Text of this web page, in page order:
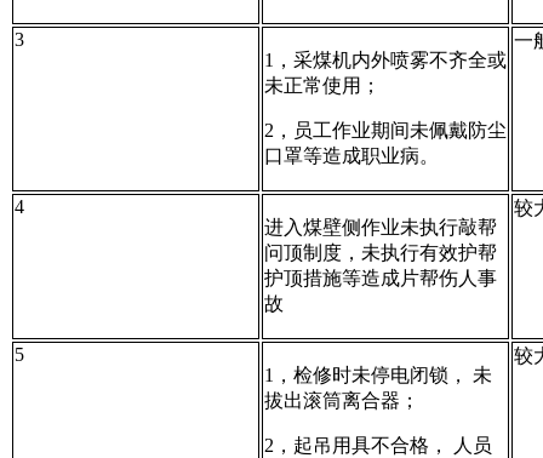
3
1，采煤机内外喷雾不齐全或
未正常使用；
2，员工作业期间未佩戴防尘
口罩等造成职业病。
一
4
进入煤壁侧作业未执行敲帮
问顶制度，未执行有效护帮
护顶措施等造成片帮伤人事
故
较
5
1，检修时未停电闭锁， 未
拔出滚筒离合器；
2，起吊用具不合格， 人员
较